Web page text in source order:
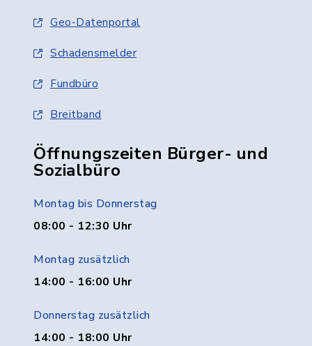
Geo-Datenportal
Schadensmelder
Fundbüro
Breitband
Öffnungszeiten Bürger- und
Sozialbüro
Montag bis Donnerstag
08:00 - 12:30 Uhr
Montag zusätzlich
14:00 - 16:00 Uhr
Donnerstag zusätzlich
14:00 - 18:00 Uhr